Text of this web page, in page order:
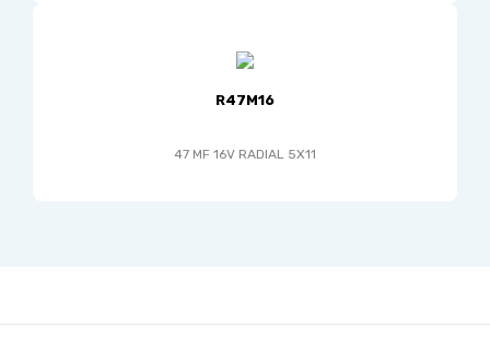
R47M16
47 MF 16V RADIAL 5X11